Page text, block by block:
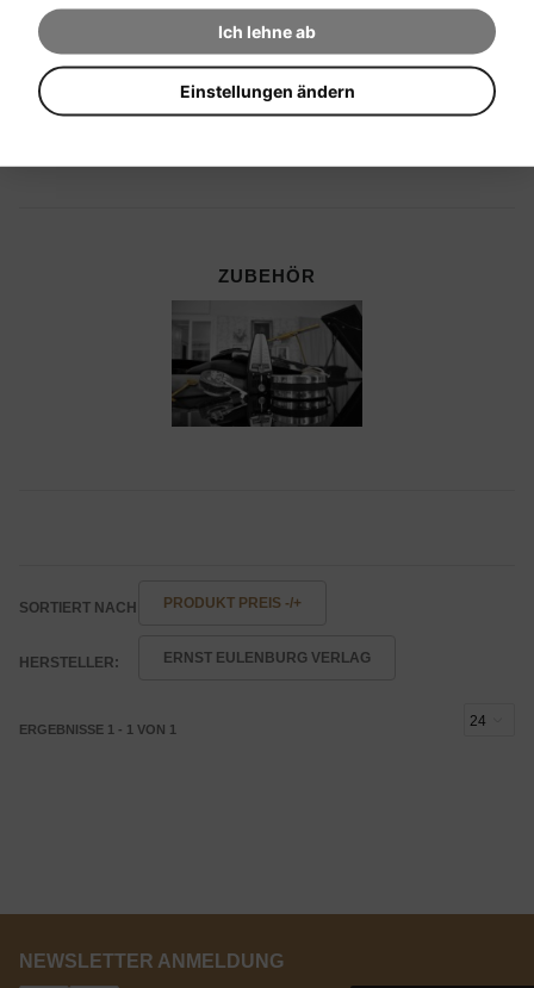
Ich lehne ab
Einstellungen ändern
ZUBEHÖR
SORTIERT NACH PRODUKT PREIS -/+
HERSTELLER: ERNST EULENBURG VERLAG
ERGEBNISSE 1 - 1 VON 1
NEWSLETTER ANMELDUNG